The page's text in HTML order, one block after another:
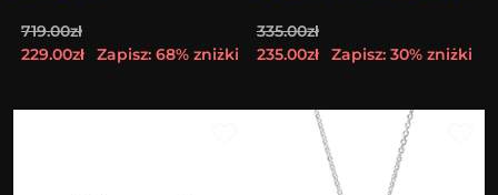
719.00zł
229.00zł
Zapisz: 68% zniżki
335.00zł
235.00zł
Zapisz: 30% zniżki